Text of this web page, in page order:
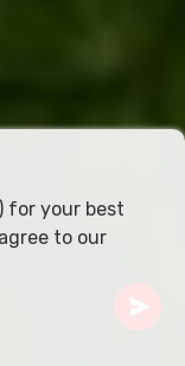
for your best
to our